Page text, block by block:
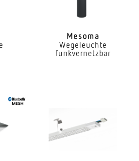
/ Nebenraum Lager
Umkleide WC / Waschraum
Mesoma
Wegeleuchte
funkvernetzbar